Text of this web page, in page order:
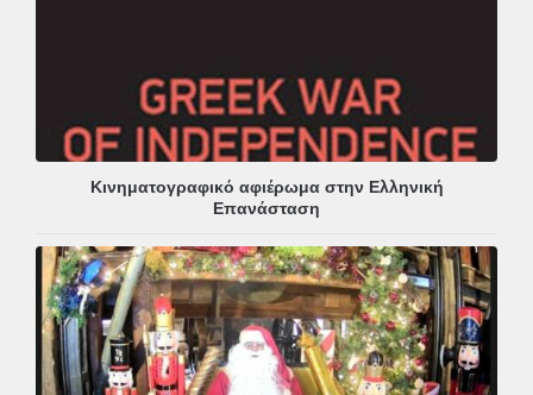
Κινηματογραφικό αφιέρωμα στην Ελληνική
Επανάσταση